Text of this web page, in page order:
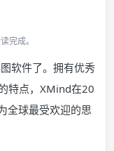
完成。
软件了。拥有优秀
特点，XMind在20
全球最受欢迎的思